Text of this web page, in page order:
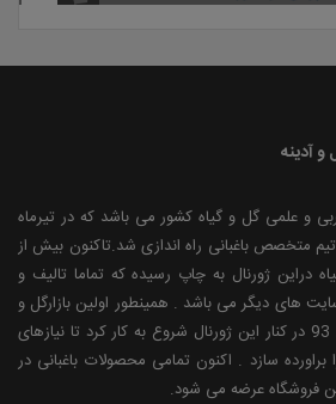
آدینه
و علمی گل و گیاه کشور می باشد که در تیرماه
متخصص باغبانی راه اندازی شد.تاکنون بیش از
دراین ژورنال به چاپ رسیده که تماما تالیف و
های دیگر می باشد . همینطور اولین بازارگل و
گیاه مجازی ایران نیز در سال 93 در کنار این ژورنال شروع به کار کرد تا نیازهای
براورده سازد . اکنون تمامی محصولات باغبانی در
فروشگاه عرضه می شود.